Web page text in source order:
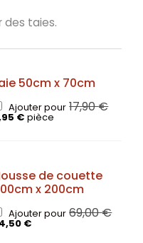
des taies.
50cm x 70cm
Ajouter pour 17,90€
€ pièce
de couette
x 200cm
Ajouter pour 69,00€
€